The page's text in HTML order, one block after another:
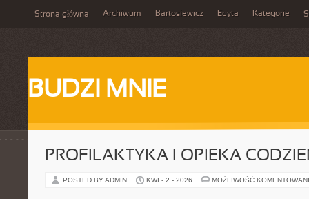
Strona główna Archiwum Bartosiewicz Edyta Kategorie
BUDZI MNIE
PROFILAKTYKA I OPIEKA
POSTED BY ADMIN KWI - 2 - 2026 MOŻLIWOŚĆ